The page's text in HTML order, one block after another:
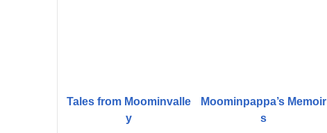
Tales from Moominvalle
y
Moominpappa’s Memoir
s